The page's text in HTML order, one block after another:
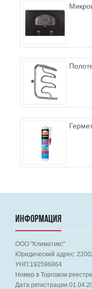
ИНФОРМАЦИЯ
ООО "Климатикс"
Юридический адрес:
УНП:192596864
Номер в Торговом
Дата регистрации